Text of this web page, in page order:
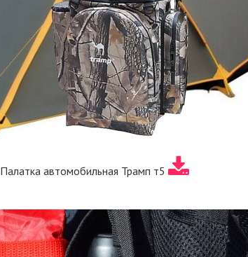
Палатка автомобильная Трамп т5